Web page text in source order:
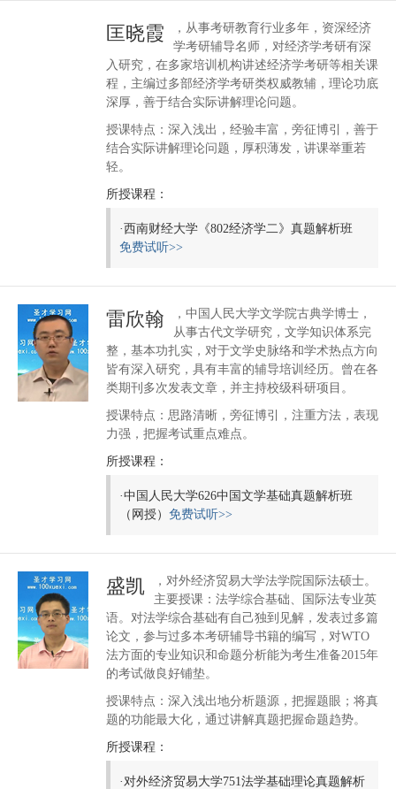
匡晓霞
，从事考研教育行业多年，资深经济
学考研辅导名师，对经济学考研有深
入研究，在多家培训机构讲述经济学考研等相关课
程，主编过多部经济学考研类权威教辅，理论功底
深厚，善于结合实际讲解理论问题。
授课特点：深入浅出，经验丰富，旁征博引，善于
结合实际讲解理论问题，厚积薄发，讲课举重若
轻。
所授课程：
·西南财经大学《802经济学二》真题解析班
免费试听>>
雷欣翰
，中国人民大学文学院古典学博士，
从事古代文学研究，文学知识体系完
整，基本功扎实，对于文学史脉络和学术热点方向
皆有深入研究，具有丰富的辅导培训经历。曾在各
类期刊多次发表文章，并主持校级科研项目。
授课特点：思路清晰，旁征博引，注重方法，表现
力强，把握考试重点难点。
所授课程：
·中国人民大学626中国文学基础真题解析班
（网授） 免费试听>>
盛凯
，对外经济贸易大学法学院国际法硕士。
主要授课：法学综合基础、国际法专业英
语。对法学综合基础有自己独到见解，发表过多篇
论文，参与过多本考研辅导书籍的编写，对WTO
法方面的专业知识和命题分析能为考生准备2015年
的考试做良好铺垫。
授课特点：深入浅出地分析题源，把握题眼；将真
题的功能最大化，通过讲解真题把握命题趋势。
所授课程：
·对外经济贸易大学751法学基础理论真题解析